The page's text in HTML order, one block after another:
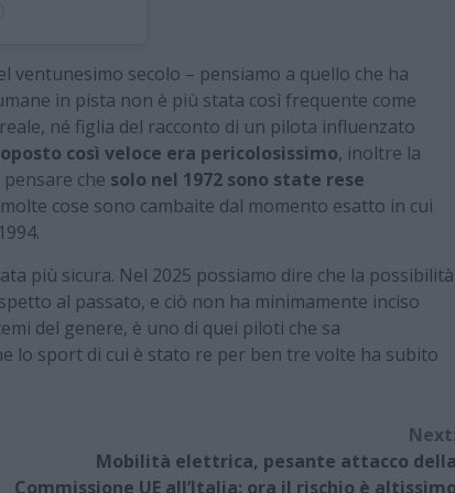
ventunesimo secolo – pensiamo a quello che ha
in pista non è più stata così frequente come
né figlia del racconto di un pilota influenzato
così veloce era pericolosissimo, inoltre la
che solo nel 1972 sono state rese
cose sono cambaite dal momento esatto in cui
più sicura. Nel 2025 possiamo dire che la possibilità
al passato, e ciò non ha minimamente inciso
del genere, è uno di quei piloti che sa
lo sport di cui è stato re per ben tre volte ha subito
Next:
Mobilità elettrica, pesante attacco della
Commissione UE all’Italia: ora il rischio è altissimo